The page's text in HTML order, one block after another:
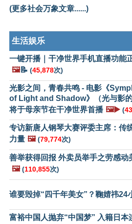
(更多社会万象文章......)
生活娱乐
一键开播｜干净世界手机直播功能
🖼️📝 (45,878次)
光影之间，青春共鸣 - 电影《
of Light and Shadow》（光与影的
将于母亲节在干净世界首播 🖼️▶️ (
专访新唐人钢琴大赛评委主席：传
力量 🖼️ (79,774次)
善举获得回报 外卖员举手之劳感动
🖼️ (110,855次)
谁要毁掉“四千年美女”？鞠婧祎24
富裕中国人抛弃“中国梦” 入籍日本